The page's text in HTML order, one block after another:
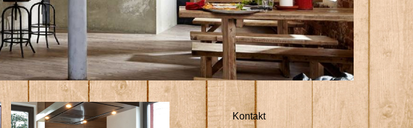
Kontakt